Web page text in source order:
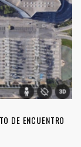
DE ENCUENTRO